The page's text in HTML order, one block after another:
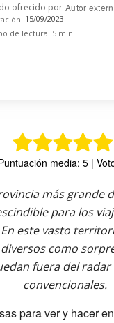
ofrecido por Autor
15/09/2023
de lectura: 5 min.
media: 5 |
más grande
para los
este vasto
como
fuera del
convencionales.
para ver y hacer